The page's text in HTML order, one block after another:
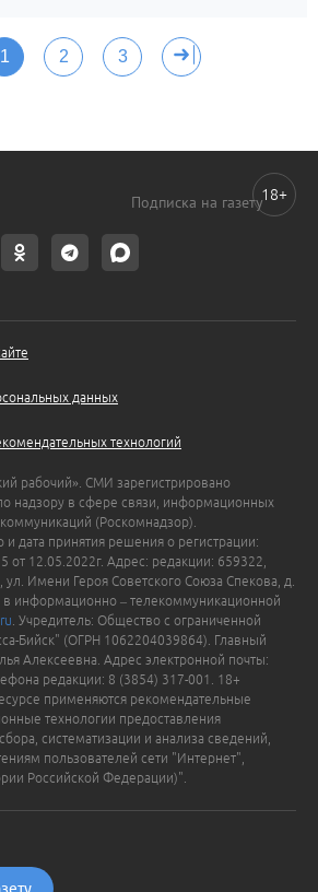
1 2 3
Подписка на газету
данных
технологий
рабочий». СМИ зарегистрировано
надзору в сфере связи, информационных
(Роскомнадзор).
дата принятия решения о регистрации:
12.05.2022г. Адрес: редакции: 659322,
ул. Имени Героя Советского Союза Спекова, д.
информационно – телекоммуникационной
. Учредитель: Общество с ограниченной
Бийск" (ОГРН 1062204039864). Главный
Алексеевна. Адрес электронной почты:
редакции: 8 (3854) 317-001. 18+
применяются рекомендательные
технологии предоставления
систематизации и анализа сведений,
пользователей сети "Интернет",
Российской Федерации)".
18+